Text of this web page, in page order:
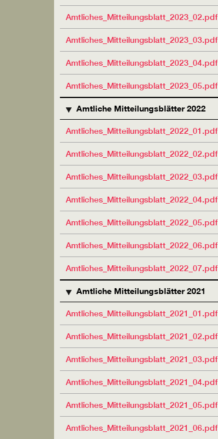
Amtliches_Mitteilungsblatt_2023_02.pdf
Amtliches_Mitteilungsblatt_2023_03.pdf
Amtliches_Mitteilungsblatt_2023_04.pdf
Amtliches_Mitteilungsblatt_2023_05.pdf
Amtliche Mitteilungsblätter 2022
Amtliches_Mitteilungsblatt_2022_01.pdf
Amtliches_Mitteilungsblatt_2022_02.pdf
Amtliches_Mitteilungsblatt_2022_03.pdf
Amtliches_Mitteilungsblatt_2022_04.pdf
Amtliches_Mitteilungsblatt_2022_05.pdf
Amtliches_Mitteilungsblatt_2022_06.pdf
Amtliches_Mitteilungsblatt_2022_07.pdf
Amtliche Mitteilungsblätter 2021
Amtliches_Mitteilungsblatt_2021_01.pdf
Amtliches_Mitteilungsblatt_2021_02.pdf
Amtliches_Mitteilungsblatt_2021_03.pdf
Amtliches_Mitteilungsblatt_2021_04.pdf
Amtliches_Mitteilungsblatt_2021_05.pdf
Amtliches_Mitteilungsblatt_2021_06.pdf